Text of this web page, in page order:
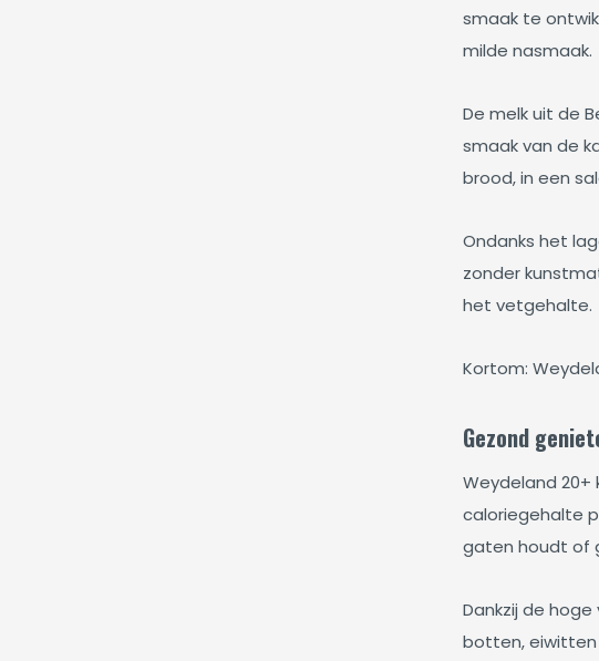
smaak te
milde nasmaak.
De melk uit de
smaak van de
brood, in een
Ondanks het
zonder
het vetgehalte.
Kortom:
Gezond
Weydeland 20+
caloriegehalte
gaten houdt of
Dankzij de
botten, eiwitten